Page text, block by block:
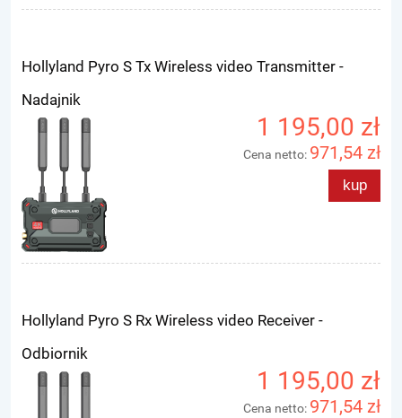
Hollyland Pyro S Tx Wireless video Transmitter -
Nadajnik
1 195,00 zł
Cena netto: 971,54 zł
kup
Hollyland Pyro S Rx Wireless video Receiver -
Odbiornik
1 195,00 zł
Cena netto: 971,54 zł